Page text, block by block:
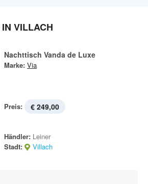
VILLACH
Nachttisch Vanda de Luxe
Marke: Via
Preis: € 249,00
Händler: Leiner
Stadt:
Villach